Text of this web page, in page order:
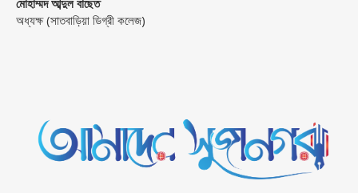
অধ্যক্ষ (সাতবাড়িয়া ডিগ্রী কলেজ)